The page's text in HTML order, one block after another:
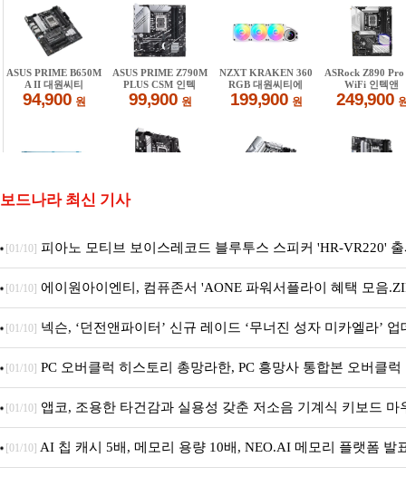
보드나라 최신 기사
[01/10] 피아노 모티브 보이스레코드 블루투스 스피커 'HR-VR220'
[01/10] 에이원아이엔티, 컴퓨존서 'AONE 파워서플라이 혜택 모음
진행
[01/10] 넥슨, ‘던전앤파이터’ 신규 레이드 ‘무너진 성자 미카엘라’ 업
[01/10] PC 오버클럭 히스토리 총망라한, PC 흥망사 통합본 오버클럭
편)
[01/10] 앱코, 조용한 타건감과 실용성 갖춘 저소음 기계식 키보드 마
'KM580' 출시
[01/10] AI 칩 캐시 5배, 메모리 용량 10배, NEO.AI 메모리 플랫폼 발